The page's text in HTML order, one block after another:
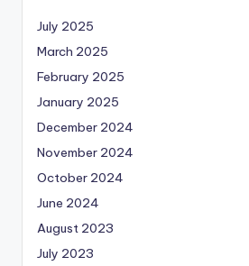
July 2025
March 2025
February 2025
January 2025
December 2024
November 2024
October 2024
June 2024
August 2023
July 2023